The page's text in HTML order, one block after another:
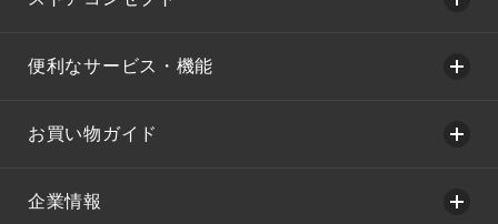
便利なサービス・機能
お買い物ガイド
企業情報